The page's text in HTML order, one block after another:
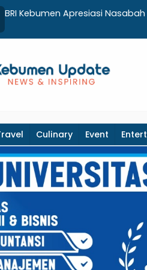
BRI Kebumen Apresiasi
Culinary Event